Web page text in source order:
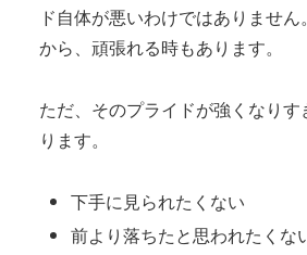
ド自体が悪いわけではありませ
から、頑張れる時もあります。
ただ、そのプライドが強くなり
ります。
下手に見られたくない
前より落ちたと思われたくな